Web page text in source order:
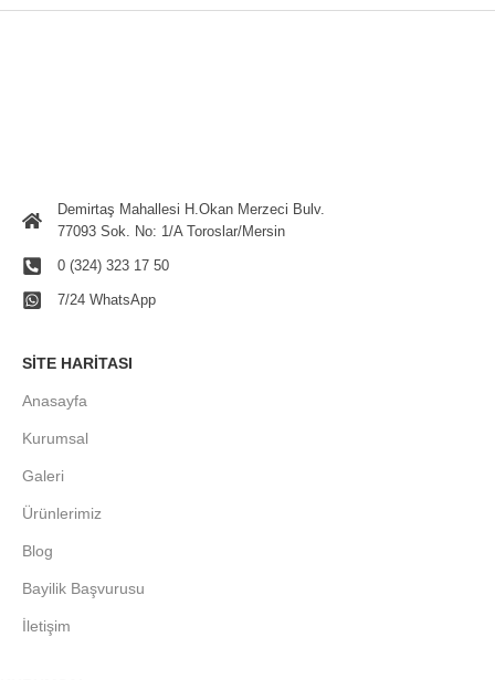
Demirtaş Mahallesi H.Okan Merzeci Bulv.
77093 Sok. No: 1/A Toroslar/Mersin
0 (324) 323 17 50
7/24 WhatsApp
SITE HARITASI
Anasayfa
Kurumsal
Galeri
Ürünlerimiz
Blog
Bayilik Başvurusu
İletişim